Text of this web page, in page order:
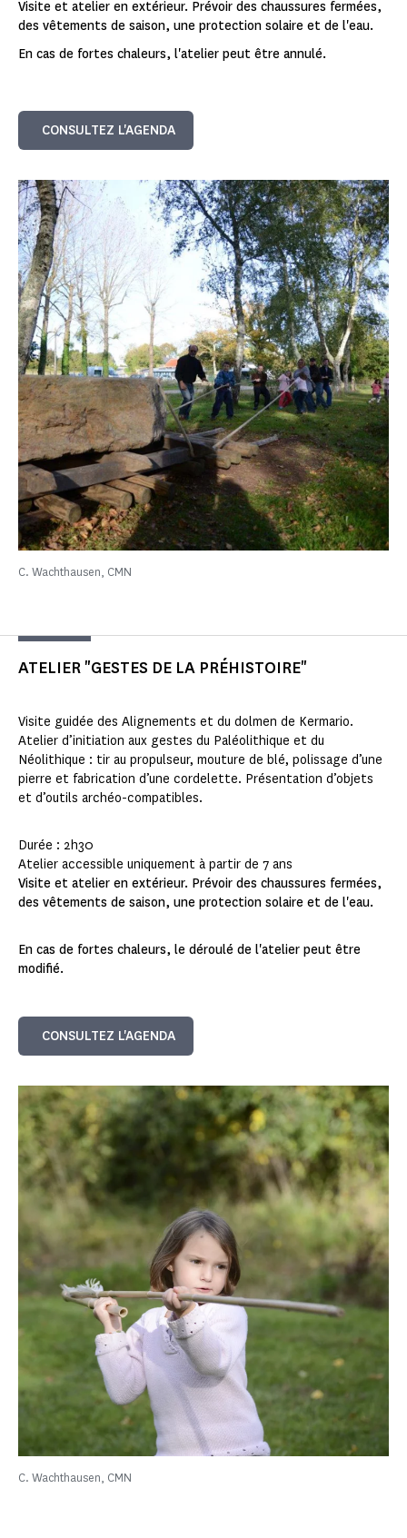
Visite et atelier en extérieur. Prévoir des chaussures fermées,
des vêtements de saison, une protection solaire et de l'eau.
En cas de fortes chaleurs, l'atelier peut être annulé.
CONSULTEZ L'AGENDA
C. Wachthausen, CMN
ATELIER "GESTES DE LA PRÉHISTOIRE"
Visite guidée des Alignements et du dolmen de Kermario.
Atelier d’initiation aux gestes du Paléolithique et du
Néolithique : tir au propulseur, mouture de blé, polissage d’une
pierre et fabrication d’une cordelette. Présentation d’objets
et d’outils archéo-compatibles.
Durée : 2h30
Atelier accessible uniquement à partir de 7 ans
Visite et atelier en extérieur. Prévoir des chaussures fermées,
des vêtements de saison, une protection solaire et de l'eau.
En cas de fortes chaleurs, le déroulé de l'atelier peut être
modifié.
CONSULTEZ L'AGENDA
C. Wachthausen, CMN